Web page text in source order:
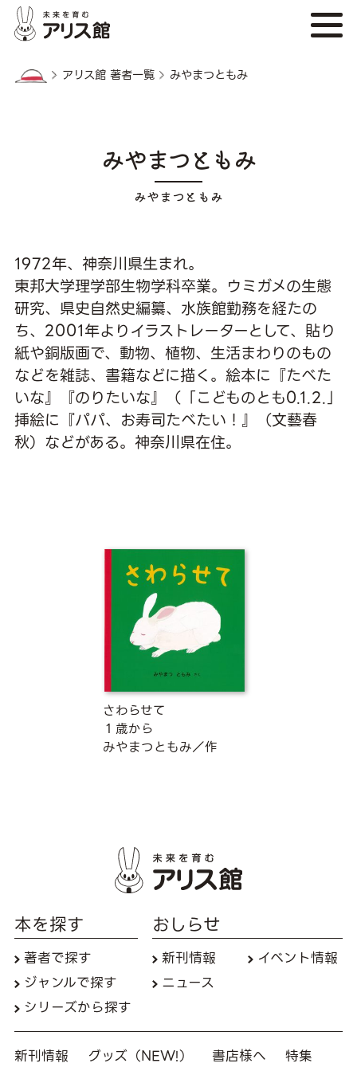
アリス館 著者一覧 みやまつともみ
みやまつともみ
1972年、神奈川県生まれ。
東邦大学理学部生物学科卒業。ウミガメの生態
研究、県史自然史編纂、水族館勤務を経たの
ち、2001年よりイラストレーターとして、貼り
紙や銅版画で、動物、植物、生活まわりのもの
などを雑誌、書籍などに描く。絵本に『たべた
いな』『のりたいな』（「こどものとも0.1.2.」
挿絵に『パパ、お寿司たべたい！』（文藝春
秋）などがある。神奈川県在住。
さわらせて
１歳から
みやまつともみ／作
本を探す
著者で探す
ジャンルで探す
シリーズから探す
おしらせ
新刊情報
イベント情報
ニュース
新刊情報 グッズ（NEW!） 書店様へ 特集